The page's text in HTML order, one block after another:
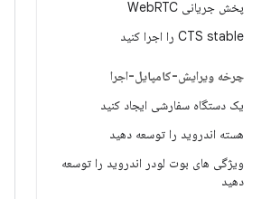
پخش جریانی Web RTC
CTS stable را اجرا کنید
چرخه ویرایش-کامپایل-اجرا
یک دستگاه سفارشی ایجاد کنید
هسته اندروید را توسعه دهید
ویژگی های بوت لودر اندروید را توسعه
دهید